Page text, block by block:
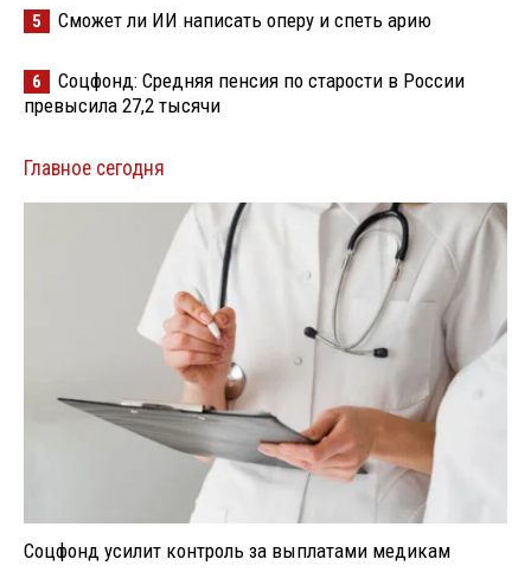
5 Сможет ли ИИ написать оперу и спеть арию
6
Соцфонд: Средняя пенсия по старости в России
превысила 27,2 тысячи
Главное сегодня
Соцфонд усилит контроль за выплатами медикам